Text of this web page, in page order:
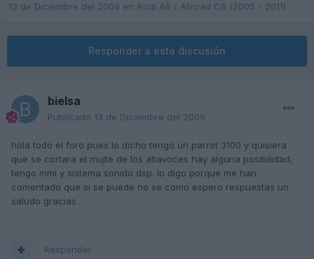
13 de Diciembre del 2009 en Audi A6 / Allroad C6 (2005 - 2011)
Responder a esta discusión
bielsa
Publicado 13 de Diciembre del 2009
hola todo el foro pues lo dicho tengo un parrot 3100 y quisiera
que se cortara el mujte de los altavoces hay alguna posibilidad,
tengo mmi y sistema sonido dsp. lo digo porque me han
comentado que si se puede no se como espero respuestas un
saludo gracias
Responder